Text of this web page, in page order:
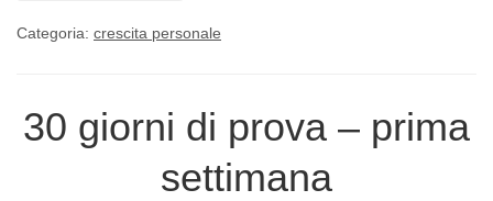
Categoria: crescita personale
30 giorni di prova – prima
settimana